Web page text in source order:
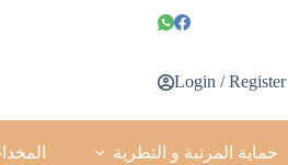
Login / Register
حماية المرتبة و التطرية